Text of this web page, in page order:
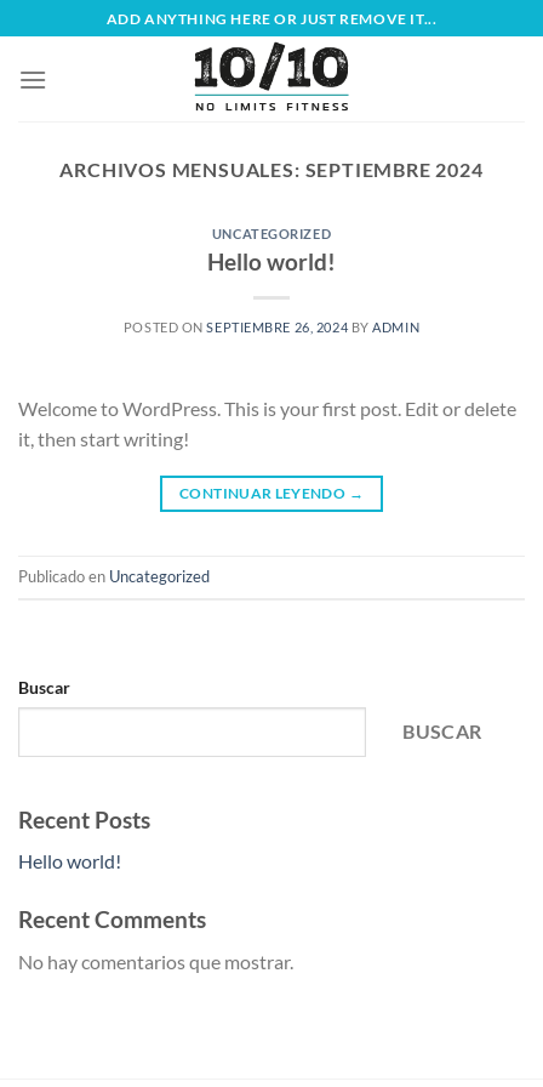
al
contenido
ADD ANYTHING HERE OR JUST REMOVE IT...
ARCHIVOS MENSUALES: SEPTIEMBRE 2024
UNCATEGORIZED
Hello world!
POSTED ONSEPTIEMBRE 26, 2024 BY ADMIN
Welcome to WordPress. This is your first post. Edit or delete
it, then start writing!
CONTINUAR LEYENDO →
Publicado en Uncategorized
Buscar
BUSCAR
Recent Posts
Hello world!
Recent Comments
No hay comentarios que mostrar.